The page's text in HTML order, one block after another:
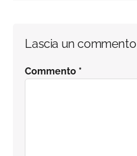
Interazioni
del
Lascia un commento
Commento *